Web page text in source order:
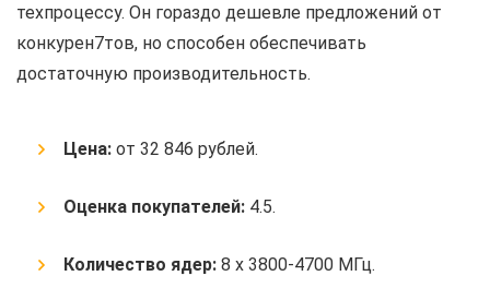
техпроцессу. Он гораздо дешевле предложений от
конкурен7тов, но способен обеспечивать
достаточную производительность.
Цена: от 32 846 рублей.
Оценка покупателей: 4.5.
Количество ядер: 8 x 3800-4700 МГц.